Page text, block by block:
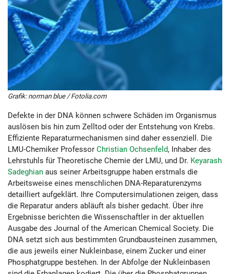
Grafik: norman blue / Fotolia.com
Defekte in der DNA können schwere Schäden im Organismus
auslösen bis hin zum Zelltod oder der Entstehung von Krebs.
Effiziente Reparaturmechanismen sind daher essenziell. Die
LMU-Chemiker Professor Christian Ochsenfeld, Inhaber des
Lehrstuhls für Theoretische Chemie der LMU, und Dr. Keyarash
Sadeghian aus seiner Arbeitsgruppe haben erstmals die
Arbeitsweise eines menschlichen DNA-Reparaturenzyms
detailliert aufgeklärt. Ihre Computersimulationen zeigen, dass
die Reparatur anders abläuft als bisher gedacht. Über ihre
Ergebnisse berichten die Wissenschaftler in der aktuellen
Ausgabe des Journal of the American Chemical Society. Die
DNA setzt sich aus bestimmten Grundbausteinen zusammen,
die aus jeweils einer Nukleinbase, einem Zucker und einer
Phosphatgruppe bestehen. In der Abfolge der Nukleinbasen